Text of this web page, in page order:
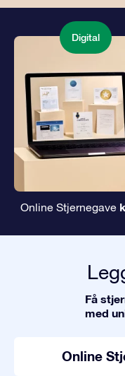
Digital
Online Stjernegave
Få
med
Online